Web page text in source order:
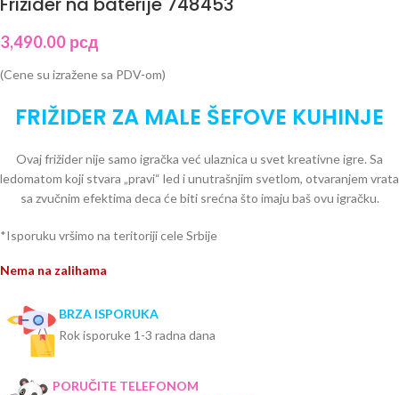
3,490.00 рсд
(Cene su izražene sa PDV-om)
FRIŽIDER ZA MALE ŠEFOVE KUHINJE
Ovaj frižider nije samo igračka već ulaznica u svet kreativne igre. Sa
ledomatom koji stvara „pravi“ led i unutrašnjim svetlom, otvaranjem vrata
sa zvučnim efektima deca će biti srećna što imaju baš ovu igračku.
*Isporuku vršimo na teritoriji cele Srbije
Nema na zalihama
BRZA ISPORUKA
Rok isporuke 1-3 radna dana
PORUČITE TELEFONOM